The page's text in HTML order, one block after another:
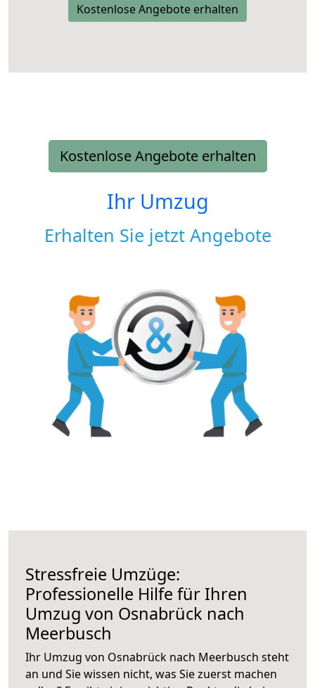
Kostenlose Angebote erhalten
Kostenlose Angebote erhalten
Ihr Umzug
Erhalten Sie jetzt Angebote
Stressfreie Umzüge:
Professionelle Hilfe für Ihren
Umzug von Osnabrück nach
Meerbusch
Ihr Umzug von Osnabrück nach Meerbusch steht
an und Sie wissen nicht, was Sie zuerst machen